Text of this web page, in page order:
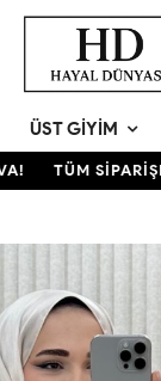
ÜST GIYIM
TÜM